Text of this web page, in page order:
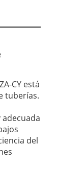
CY está
tuberías.
del